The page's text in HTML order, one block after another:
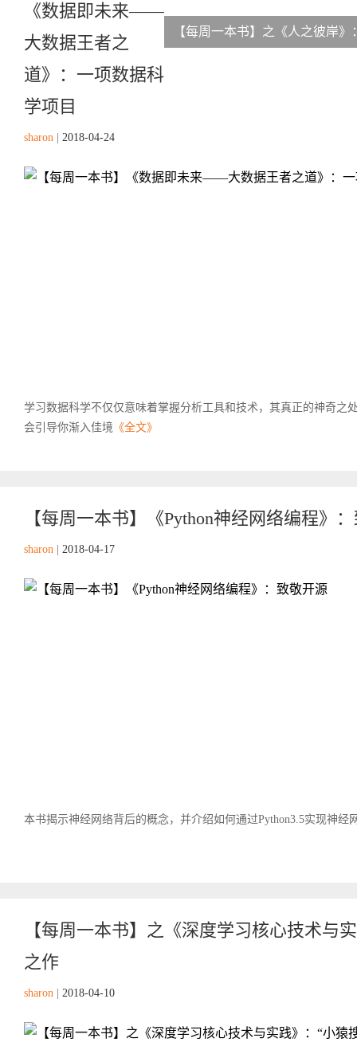
【每周一本书】之《人之彼岸
《数据即未来——
大数据王者之
道》：一项数据科
学项目
sharon 2018-04-24
学习数据科学不仅仅意味着掌握分析工具和技术，其真正的神奇之
会引导你渐入佳境 《全文》
【每周一本书】《Python神经网络编程》
sharon 2018-04-17
本书揭示神经网络背后的概念，并介绍如何通过Python3.5实现神经
【每周一本书】之《深度学习核心技术与
之作
sharon 2018-04-10